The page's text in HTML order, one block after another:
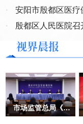
用、肆意妄为，这种我
于“法”的执行行为，
表人、股东信息”存在
祥润公司的合法权益，
的“土匪抢盗”。（
（2023）浙0127执恢
证金，时至今日，该笔
有权人永金公司，继续
如果是银行转账，赶
记住“不贪、不慌、多
（记者郑洋洋整理）
·
安阳市殷都区医疗
训班开班
· 殷都区人民医院
视界晨报
市场监管总局《企
业信息公示暂行条